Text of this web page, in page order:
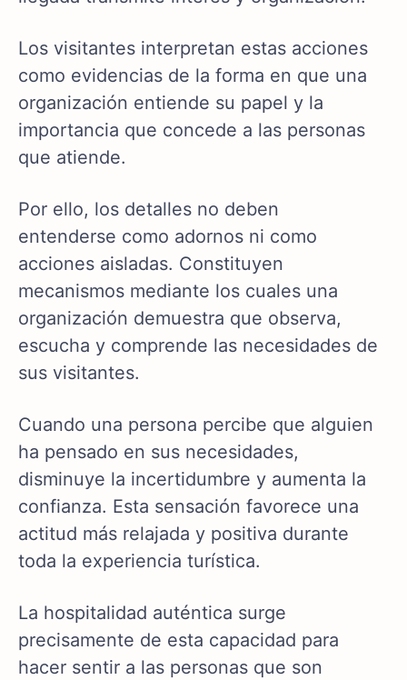
Los visitantes interpretan estas acciones
como evidencias de la forma en que una
organización entiende su papel y la
importancia que concede a las personas
que atiende.
Por ello, los detalles no deben
entenderse como adornos ni como
acciones aisladas. Constituyen
mecanismos mediante los cuales una
organización demuestra que observa,
escucha y comprende las necesidades de
sus visitantes.
Cuando una persona percibe que alguien
ha pensado en sus necesidades,
disminuye la incertidumbre y aumenta la
confianza. Esta sensación favorece una
actitud más relajada y positiva durante
toda la experiencia turística.
La hospitalidad auténtica surge
precisamente de esta capacidad para
hacer sentir a las personas que son